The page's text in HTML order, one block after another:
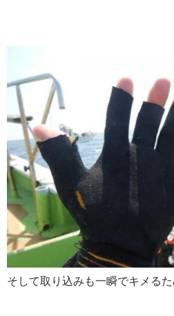
そして取り込みも一瞬でキメるた